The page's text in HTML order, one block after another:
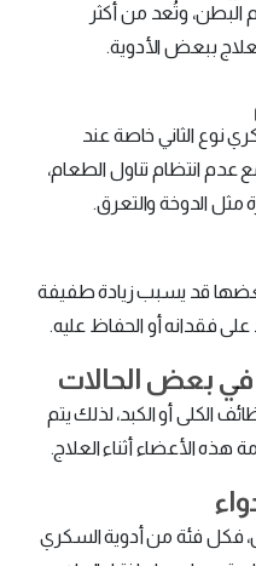
البطن، وتُعد من أكثر
ببعض الأدوية.
نوع الثاني خاصة عند
عدم انتظام تناول الطعام،
مثل الدوخة والتعرق.
قد يسبب زيادة طفيفة
على فقدانه أو الحفاظ عليه.
في بعض الحالات
الكلى أو الكبد، لذلك يتم
هذه الأعضاء أثناء العلاج.
فئة من أدوية السكري